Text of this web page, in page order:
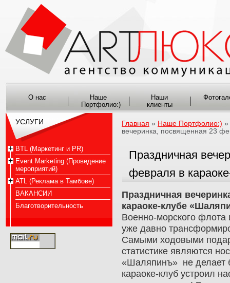
О нас
Наше
Портфолио:)
Наши
клиенты
Главная » Наше Портфолио:) »
вечеринка, посвященная 23
Праздничная
февраля в
Праздничная
караоке-клубе
Военно-морского флота
уже давно
Самыми ходовыми
статистике являются
«Шаляпинъ» не делает
караоке-клуб устроил
УСЛУГИ
BTL (Маркетинг и PR)
Event Marketing (Проведение
мероприятий)
ATL (Реклама в Тамбове)
ВАКАНСИИ
Благотворительность